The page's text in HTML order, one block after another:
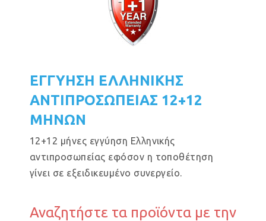
ΕΓΓΥΗΣΗ ΕΛΛΗΝΙΚΗΣ
ΑΝΤΙΠΡΟΣΩΠΕΙΑΣ 12+12
ΜΗΝΩΝ
12+12 μήνες εγγύηση Ελληνικής
αντιπροσωπείας εφόσον η τοποθέτηση
γίνει σε εξειδικευμένο συνεργείο.
Αναζητήστε τα προϊόντα με την